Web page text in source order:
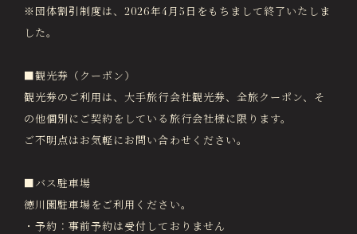
蘇山荘（和カフェ）
THE MUSEUM CAFE
※団体割引制度は、2026年4月5日をもちまして終了いたしま
した。
■観光券（クーポン）
観光券のご利用は、大手旅行会社観光券、全旅クーポン、そ
の他個別にご契約をしている旅行会社様に限ります。
ご不明点はお気軽にお問い合わせください。
■バス駐車場
徳川園駐車場をご利用ください。
・予約：事前予約は受付しておりません